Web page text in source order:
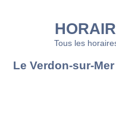
Tous les
Le Verdon-sur-Mer